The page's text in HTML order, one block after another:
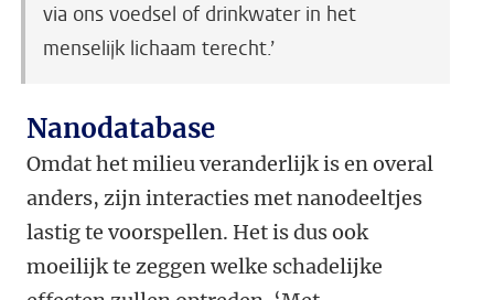
via ons voedsel of drinkwater in het
menselijk lichaam terecht.’
Nanodatabase
Omdat het milieu veranderlijk is en overal
anders, zijn interacties met nanodeeltjes
lastig te voorspellen. Het is dus ook
moeilijk te zeggen welke schadelijke